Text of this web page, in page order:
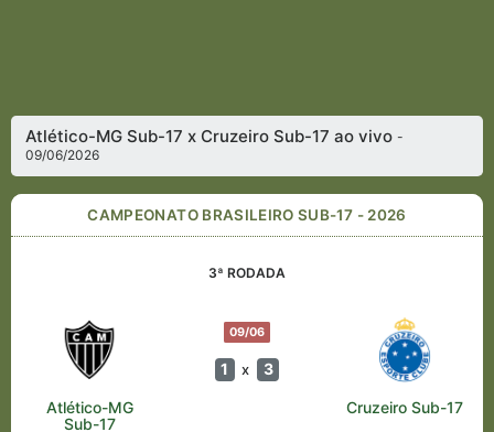
Atlético-MG Sub-17 x Cruzeiro Sub-17 ao vivo-
09/06/2026
CAMPEONATO BRASILEIRO SUB-17 - 2026
3ª RODADA
09/06
1 x 3
Atlético-MG
Sub-17
Cruzeiro Sub-17